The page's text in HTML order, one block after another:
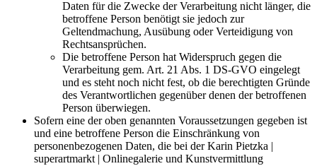
Daten für die Zwecke der Verarbeitung nicht länger, die
betroffene Person benötigt sie jedoch zur
Geltendmachung, Ausübung oder Verteidigung von
Rechtsansprüchen.
Die betroffene Person hat Widerspruch gegen die
Verarbeitung gem. Art. 21 Abs. 1 DS-GVO eingelegt
und es steht noch nicht fest, ob die berechtigten Gründe
des Verantwortlichen gegenüber denen der betroffenen
Person überwiegen.
Sofern eine der oben genannten Voraussetzungen gegeben ist
und eine betroffene Person die Einschränkung von
personenbezogenen Daten, die bei der Karin Pietzka |
superartmarkt | Onlinegalerie und Kunstvermittlung